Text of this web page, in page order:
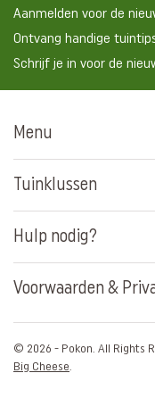
Aanmelden voor de
Ontvang handige
Schrijf je in voor de
Menu
Tuinklussen
Hulp nodig?
Voorwaarden &
© 2026 - Pokon. All Rights
Big Cheese.